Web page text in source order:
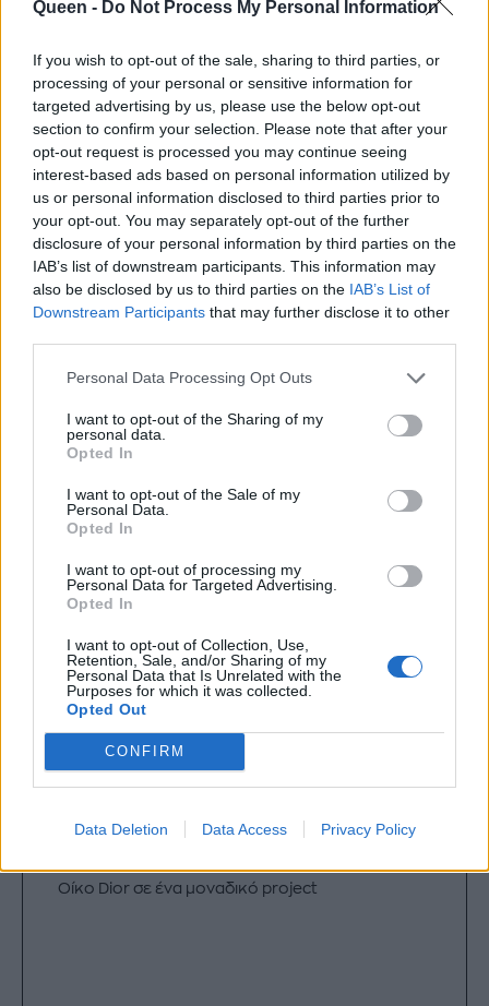
Queen - Do Not Process My Personal Information
If you wish to opt-out of the sale, sharing to third parties, or
processing of your personal or sensitive information for
targeted advertising by us, please use the below opt-out
section to confirm your selection. Please note that after your
opt-out request is processed you may continue seeing
interest-based ads based on personal information utilized by
us or personal information disclosed to third parties prior to
your opt-out. You may separately opt-out of the further
disclosure of your personal information by third parties on the
IAB’s list of downstream participants. This information may
also be disclosed by us to third parties on the IAB’s List of
Downstream Participants that may further disclose it to other
Personal Data Processing Opt Outs
I want to opt-out of the Sharing of my
personal data.
Opted In
I want to opt-out of the Sale of my
Personal Data.
Opted In
I want to opt-out of processing my
Personal Data for Targeted Advertising.
Opted In
I want to opt-out of Collection, Use,
Retention, Sale, and/or Sharing of my
Personal Data that Is Unrelated with the
Purposes for which it was collected.
Opted Out
CONFIRM
Data Deletion Data Access Privacy Policy
πραγματικότητα», όπως χαρακτηριστικά
ρευστή συνεργασία» που επιβεβαιώνει τη
φιλοδοξία του Dior Maison να αναπτυχθεί
διεθνώς και παράλληλα συμβάλει στην
πραγματοποίηση του στόχου του lifestyle
brandTHEMIS • Zνα ταξιδέψει τον ελληνικό
πολιτισμό σε κάθε γωνιά του πλανήτη.
Info:Η μοναδική συλλογή “Hydra” διατίθεται
αποκλειστικά σε όλες τις boutiques Dior
Maison παγκοσμίως.
Οίκο Dior σε ένα μοναδικό project